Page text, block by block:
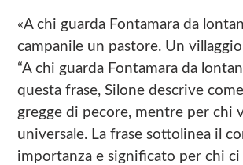
«A chi guarda Fontamara da
campanile un pastore. Un
“A chi guarda Fontamara da
questa frase, Silone descrive
gregge di pecore, mentre per chi
universale. La frase sottolinea il
importanza e significato per chi ci